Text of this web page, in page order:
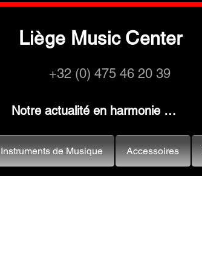
Liège Music Center
+32 (0) 475 46 20 39
Notre actualité en harmonie …
Instruments de Musique Accessoires